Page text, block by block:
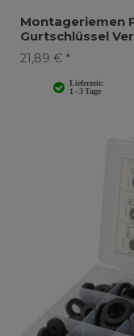
Montageriemen
Gurtschlüssel
21,89 € *